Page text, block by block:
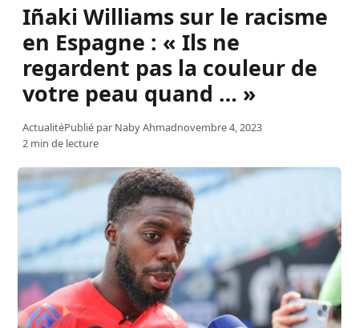
Iñaki Williams sur le racisme
en Espagne : « Ils ne
regardent pas la couleur de
votre peau quand … »
ActualitéPublié par Naby Ahmadnovembre 4, 2023
2 min de lecture